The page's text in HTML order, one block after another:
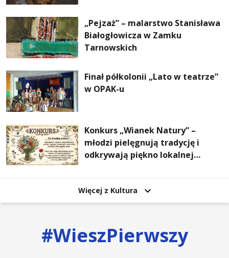
„Pejzaż” – malarstwo Stanisława
Białogłowicza w Zamku
Tarnowskich
Finał półkolonii „Lato w teatrze”
w OPAK-u
Konkurs „Wianek Natury” –
młodzi pielęgnują tradycję i
odkrywają piękno lokalnej
Więcej z Kultura
#WieszPierwszy